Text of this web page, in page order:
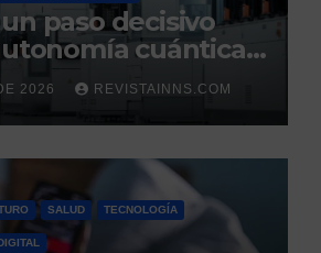
paso decisivo
cuántica:
primera vez el
que sus
controlaban
2026 REVISTAINNS.COM
SALUD TECNOLOGÍA